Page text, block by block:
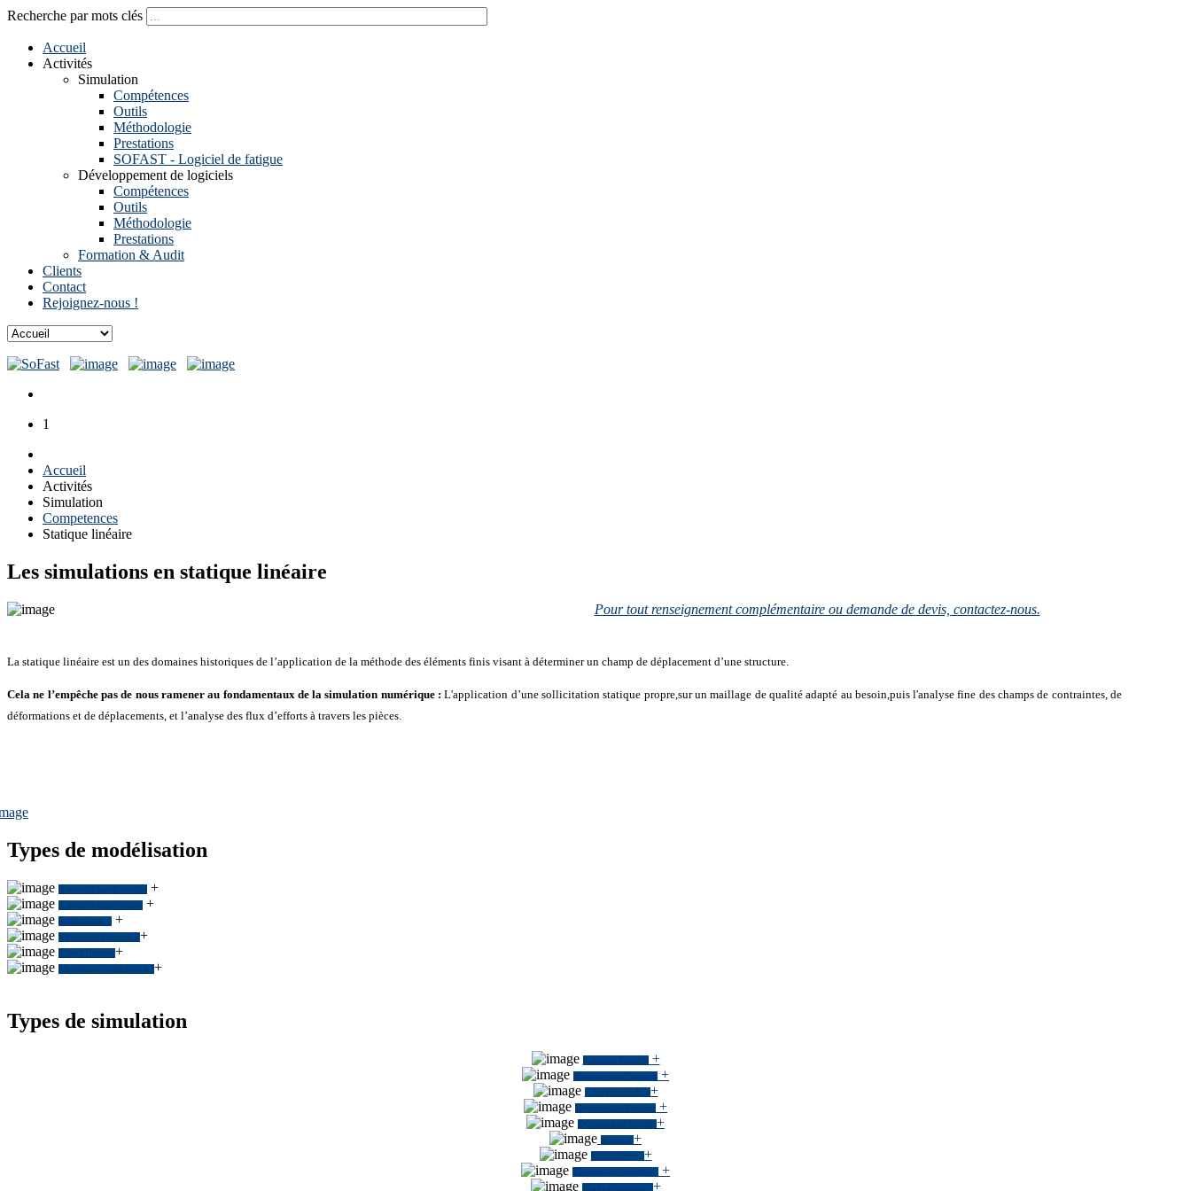
Recherche par mots clés
Accueil
Activités
Simulation
Compétences
Outils
Méthodologie
Prestations
SOFAST - Logiciel de fatigue
Développement de logiciels
Compétences
Outils
Méthodologie
Prestations
Formation & Audit
Clients
Contact
Rejoignez-nous !
1
Accueil
Activités
Simulation
Competences
Statique linéaire
Les simulations en statique linéaire
La statique linéaire est un des domaines historiques de l’application de la méthode des éléments finis visant à déterminer un champ de déplacement d’une structure.
Cela ne l’empêche pas de nous ramener au fondamentaux de la simulation numérique : L'application d’une sollicitation statique propre,sur un maillage de qualité adapté au besoin,puis l'analyse fine des champs de contraintes, de
déformations et de déplacements, et l’analyse des flux d’efforts à travers les pièces.
Pour tout renseignement complémentaire ou demande de devis, contactez-nous.
Types de modélisation
Assem- blages soudés +
Assem- blages vissés +
Roulements +
Véhicules complets +
Corps fluides +
Matériaux complexes +
Types de simulation
Statique linéaire +
Statique non linéaire +
Analyse modale +
Dynamique linéaire +
Dynamique rapide +
Fatigue +
Thermique +
Thermo-mécanique +
Multi-physique +